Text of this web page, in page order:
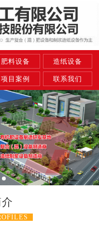
肥料设备 造纸设备
项目案例 联系我们